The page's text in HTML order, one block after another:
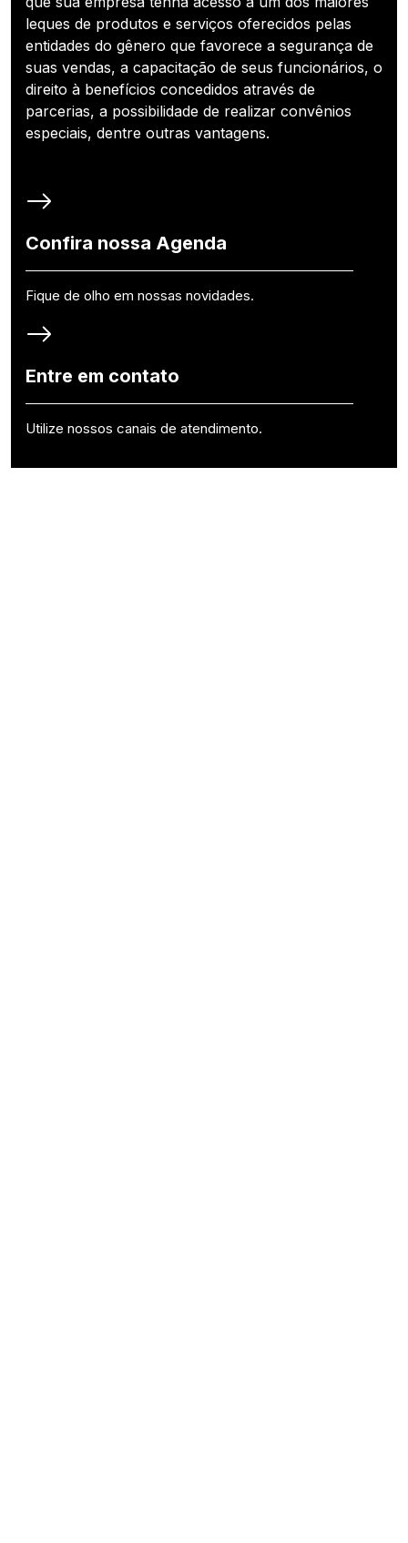
leques de produtos e serviços oferecidos pelas
entidades do gênero que favorece a segurança de
suas vendas, a capacitação de seus funcionários, o
direito à benefícios concedidos através de
parcerias, a possibilidade de realizar convênios
especiais, dentre outras vantagens.
Confira nossa Agenda
Fique de olho em nossas novidades.
Entre em contato
Utilize nossos canais de atendimento.